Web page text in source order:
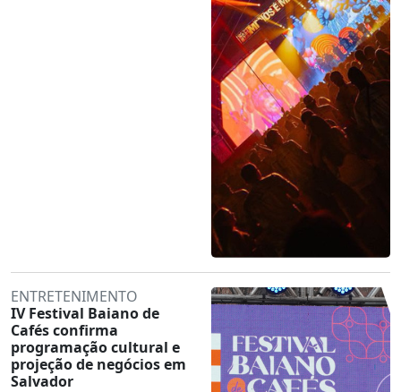
ENTRETENIMENTO
IV Festival Baiano de
Cafés confirma
programação cultural e
projeção de negócios em
Salvador